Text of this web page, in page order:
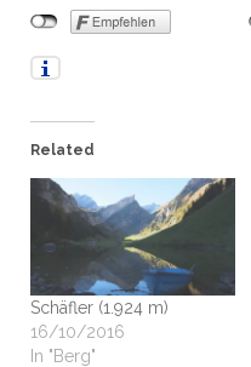
Related
Schäfler (1.924 m)
16/10/2016
In "Berg"